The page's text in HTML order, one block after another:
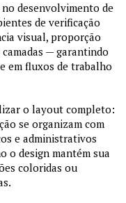
desenvolvimento de
de verificação
visual, proporção
— garantindo
em fluxos de trabalho
o layout completo:
se organizam com
e administrativos
o design mantém sua
coloridas ou